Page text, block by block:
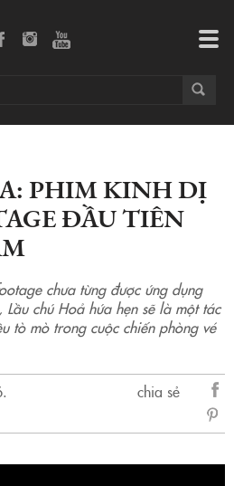
PHIM KINH DỊ
ĐẦU TIÊN
chưa từng được ứng dụng
chú Hoả hứa hẹn sẽ là một tác
tò mò trong cuộc chiến phòng vé
chia sẻ
sẻ